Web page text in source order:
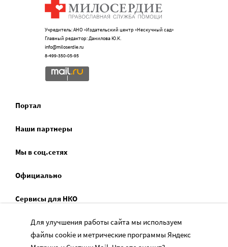
Учредитель: АНО «Издательский центр «Нескучный сад»
Главный редактор: Данилова Ю.К.
info@miloserdie.ru
8-499-350-05-95
Портал
Наши партнеры
Мы в соц.сетях
Официально
Сервисы для НКО
Спецпроекты
Социальное служение
Для улучшения работы сайта мы используем
файлы cookie и метрические программы Яндекс